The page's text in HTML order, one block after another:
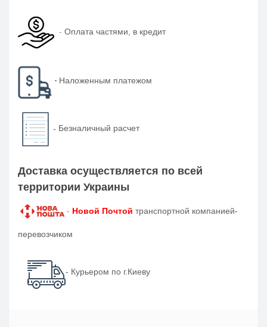
- Оплата частями, в кредит
- Наложенным платежом
- Безналичный расчет
Доставка осуществляется по всей
территории Украины
- Новой Почтой транспортной компанией-
перевозчиком
- Курьером по г.Киеву